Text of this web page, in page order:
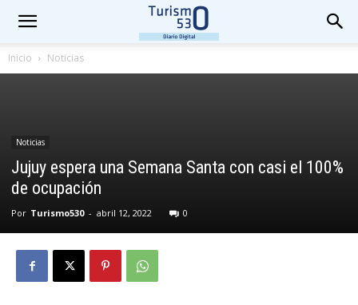
Inicio Noticias
Noticias
Jujuy espera una Semana Santa con casi el 100%
de ocupación
Por Turismo530 - abril 12, 2022 0